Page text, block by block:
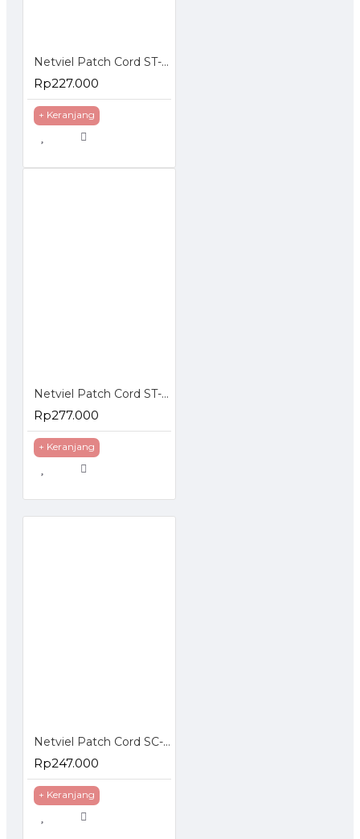
Netviel Patch Cord ST-SC Singlemode
Rp227.000
+ Keranjang
Netviel Patch Cord ST-LC Multimode
Rp277.000
+ Keranjang
Netviel Patch Cord SC-FC Singlemode
Rp247.000
+ Keranjang